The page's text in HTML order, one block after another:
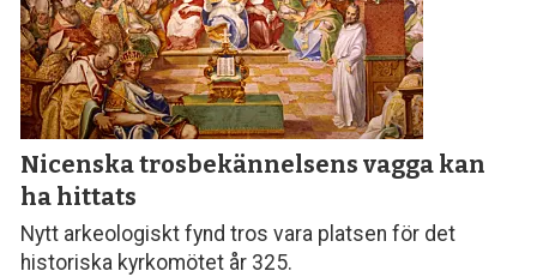
Nicenska tros­bekännelsens vagga kan
ha hittats
Nytt arkeologiskt fynd tros vara platsen för det
historiska kyrkomötet år 325.